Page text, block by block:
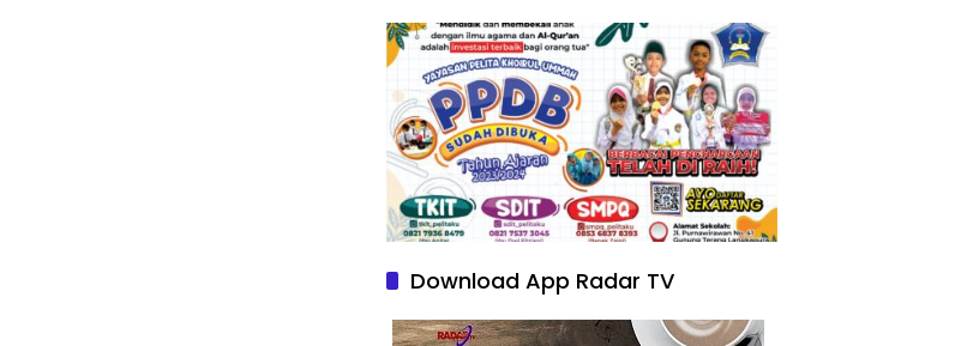
Download App Radar TV